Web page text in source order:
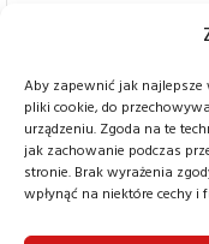
Aby zapewnić jak
pliki cookie, do
urządzeniu. Zgoda na te
jak zachowanie podczas
stronie. Brak wyrażenia
wpłynąć na niektóre cechy i
W EP ES15-33DM
pojemności 2×125
godzin pracy na
Wbudowany
wózka za pomocą